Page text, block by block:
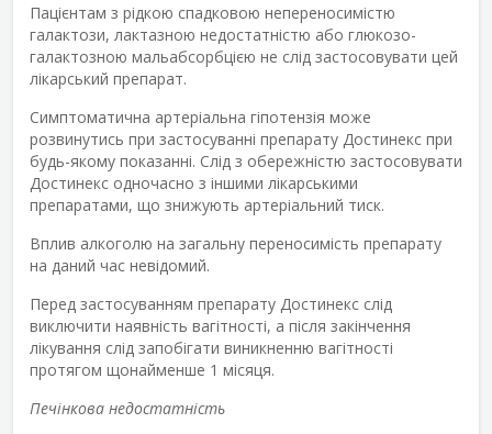
Пацієнтам з рідкою спадковою непереносимістю
галактози, лактазною недостатністю або глюкозо-
галактозною мальабсорбцією не слід застосовувати цей
лікарський препарат.
Симптоматична артеріальна гіпотензія може
розвинутись при застосуванні препарату Достинекс при
будь-якому показанні. Слід з обережністю застосовувати
Достинекс одночасно з іншими лікарськими
препаратами, що знижують артеріальний тиск.
Вплив алкоголю на загальну переносимість препарату
на даний час невідомий.
Перед застосуванням препарату Достинекс слід
виключити наявність вагітності, а після закінчення
лікування слід запобігати виникненню вагітності
протягом щонайменше 1 місяця.
Печінкова недостатність